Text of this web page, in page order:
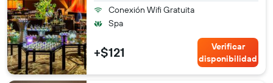
Conexión Wifi Gratuita
Spa
+$121
Verificar
disponibilidad